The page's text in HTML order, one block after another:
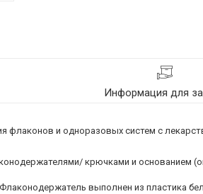
Информация для
флаконов и одноразовых систем с
крючками и основанием
выполнен из пластика